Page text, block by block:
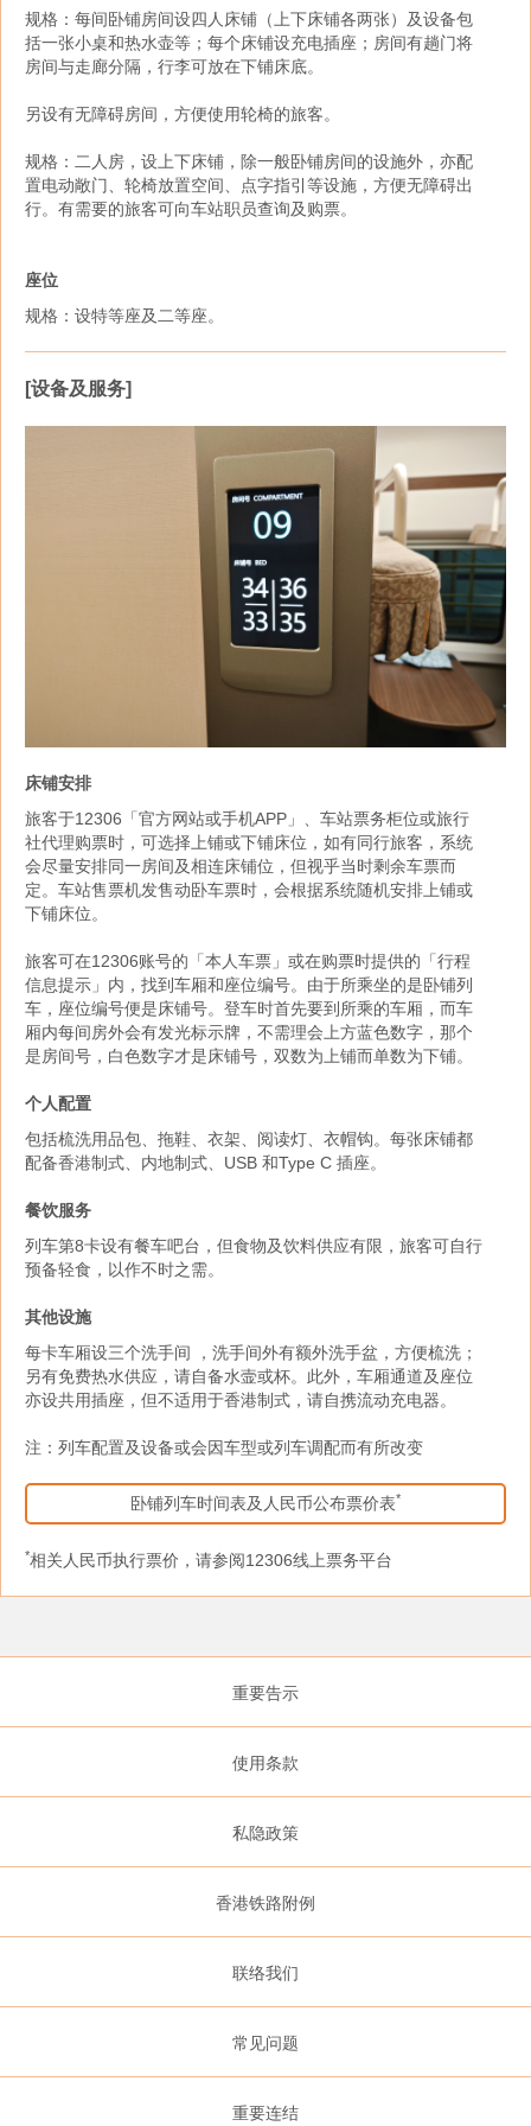
规格：每间卧铺房间设四人床铺（上下床铺各两张）及设备包
括一张小桌和热水壶等；每个床铺设充电插座；房间有趟门将
房间与走廊分隔，行李可放在下铺床底。
另设有无障碍房间，方便使用轮椅的旅客。
规格：二人房，设上下床铺，除一般卧铺房间的设施外，亦配
置电动敞门、轮椅放置空间、点字指引等设施，方便无障碍出
行。有需要的旅客可向车站职员查询及购票。
座位
规格：设特等座及二等座。
[设备及服务]
床铺安排
旅客于12306「官方网站或手机APP」、车站票务柜位或旅行
社代理购票时，可选择上铺或下铺床位，如有同行旅客，系统
会尽量安排同一房间及相连床铺位，但视乎当时剩余车票而
定。车站售票机发售动卧车票时，会根据系统随机安排上铺或
下铺床位。
旅客可在12306账号的「本人车票」或在购票时提供的「行程
信息提示」内，找到车厢和座位编号。由于所乘坐的是卧铺列
车，座位编号便是床铺号。登车时首先要到所乘的车厢，而车
厢内每间房外会有发光标示牌，不需理会上方蓝色数字，那个
是房间号，白色数字才是床铺号，双数为上铺而单数为下铺。
个人配置
包括梳洗用品包、拖鞋、衣架、阅读灯、衣帽钩。每张床铺都
配备香港制式、内地制式、USB 和Type C 插座。
餐饮服务
列车第8卡设有餐车吧台，但食物及饮料供应有限，旅客可自行
预备轻食，以作不时之需。
其他设施
每卡车厢设三个洗手间 ，洗手间外有额外洗手盆，方便梳洗；
另有免费热水供应，请自备水壸或杯。此外，车厢通道及座位
亦设共用插座，但不适用于香港制式，请自携流动充电器。
注：列车配置及设备或会因车型或列车调配而有所改变
卧铺列车时间表及人民币公布票价表*
*相关人民币执行票价，请参阅12306线上票务平台
重要告示
使用条款
私隐政策
香港铁路附例
联络我们
常见问题
重要连结